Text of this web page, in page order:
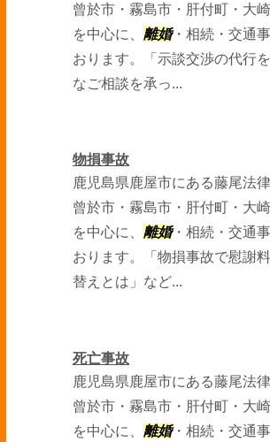
曾於市・霧島市・肝付町・大
を中心に、 離婚・相続・交通
おります。「示談交渉の代行
なご相談を承っ...
物損事故
鹿児島県鹿屋市にある藤尾法
曾於市・霧島市・肝付町・大
を中心に、 離婚・相続・交通
おります。「物損事故で慰謝
替えとは」など...
死亡事故
鹿児島県鹿屋市にある藤尾法
曾於市・霧島市・肝付町・大
を中心に、 離婚・相続・交通